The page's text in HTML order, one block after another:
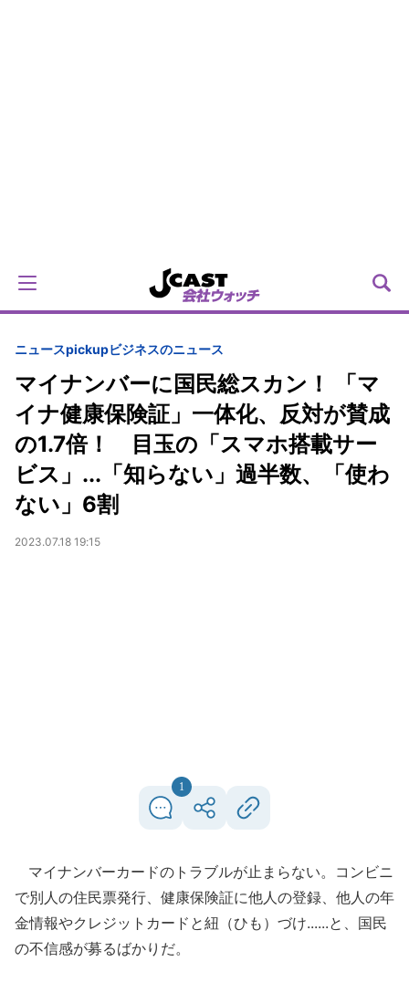
ニュースpickupビジネスのニュース
マイナンバーに国民総スカン！ 「マ
イナ健康保険証」一体化、反対が賛成
の1.7倍！ 目玉の「スマホ搭載サー
ビス」...「知らない」過半数、「使わ
ない」6割
2023.07.18 19:15
1
マイナンバーカードのトラブルが止まらない。コンビニ
で別人の住民票発行、健康保険証に他人の登録、他人の年
金情報やクレジットカードと紐（ひも）づけ......と、国民
の不信感が募るばかりだ。